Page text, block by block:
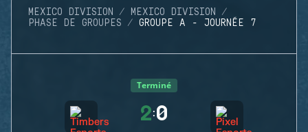
MEXICO DIVISION
MEXICO DIVISION
PHASE DE GROUPES
GROUPE A - JOURNÉE 7
Terminé
2:0